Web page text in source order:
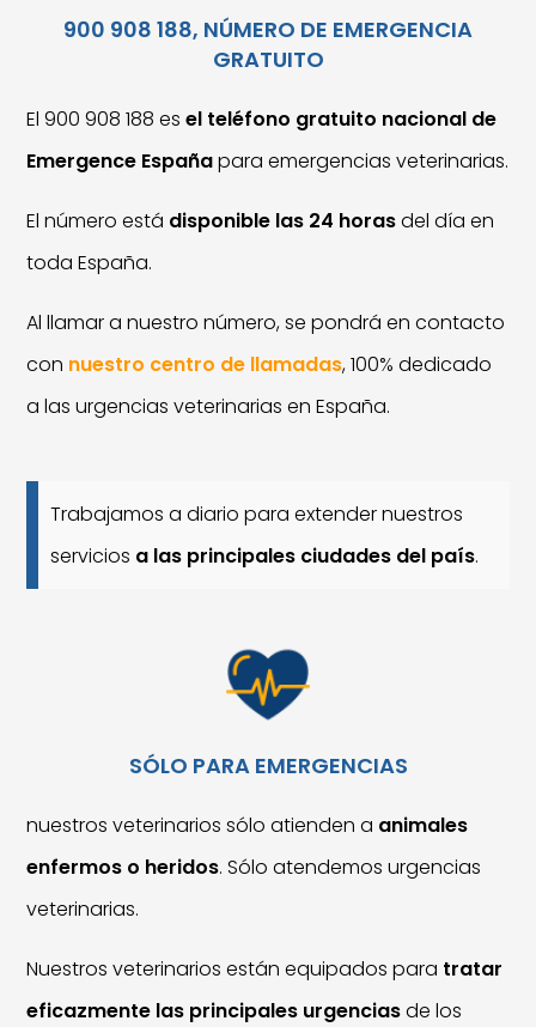
900 908 188, NÚMERO DE EMERGENCIA
GRATUITO
El 900 908 188 esel teléfono gratuito nacional de
Emergence Españapara emergencias veterinarias.
El número está disponible las 24 horasdel día en
toda España.
Al llamar a nuestro número, se pondrá en contacto
con nuestro centro de llamadas, 100% dedicado
a las urgencias veterinarias en España.
Trabajamos a diario para extender nuestros
servicios a las principales ciudades del país.
SÓLO PARA EMERGENCIAS
nuestros veterinarios sólo atienden a animales
enfermos o heridos. Sólo atendemos urgencias
veterinarias.
Nuestros veterinarios están equipados para tratar
eficazmente las principales urgenciasde los